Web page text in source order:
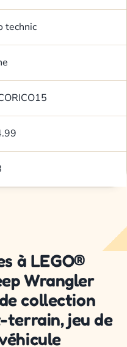
technic
à LEGO®
Wrangler
collection
terrain, jeu de